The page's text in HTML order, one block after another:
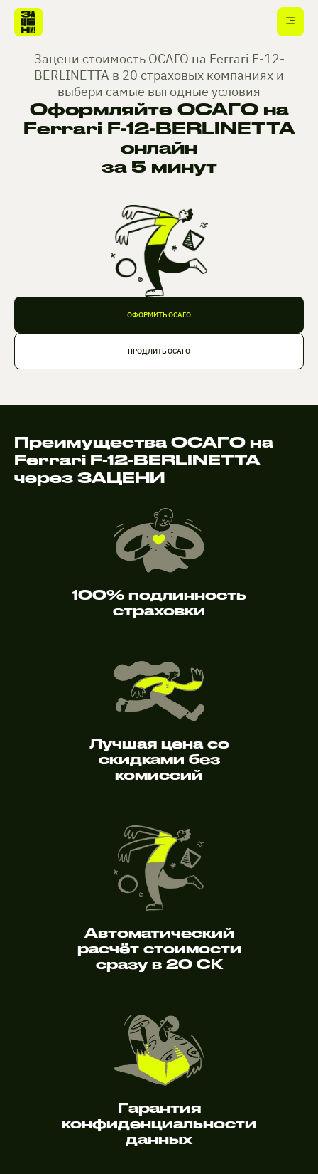
Зацени стоимость ОСАГО на Ferrari F-12-
BERLINETTA в 20 страховых компаниях и
выбери самые выгодные условия
Оформляйте ОСАГО на
Ferrari F-12-BERLINETTA
онлайн
за 5 минут
ОФОРМИТЬ ОСАГО
ПРОДЛИТЬ ОСАГО
Преимущества ОСАГО на
Ferrari F-12-BERLINETTA
через ЗАЦЕНИ
100% подлинность
страховки
Лучшая цена со
скидками без
комиссий
Автоматический
расчёт стоимости
сразу в 20 СК
Гарантия
конфиденциальности
данных